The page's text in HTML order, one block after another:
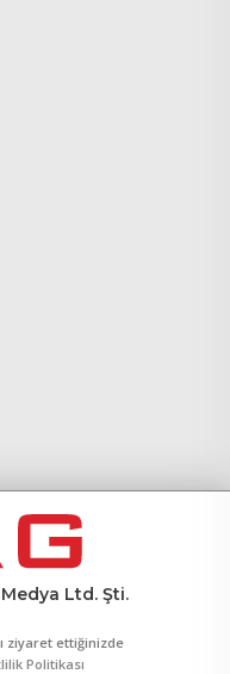
Ltd. Şti.
ziyaret ettiğinizde
Politikası